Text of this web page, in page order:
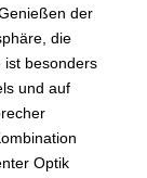
der
die
ist besonders
und auf
Optik